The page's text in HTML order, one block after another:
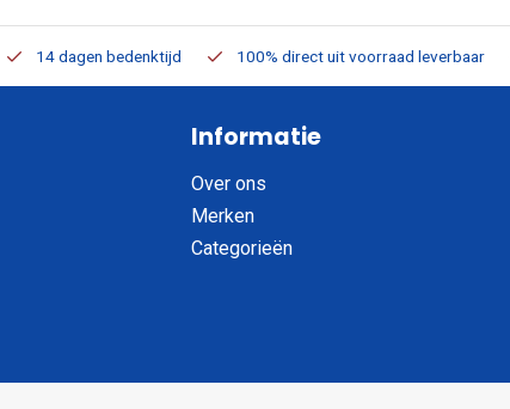
14 dagen bedenktijd 100% direct uit voorraad leverbaar
Informatie
Over ons
Merken
Categorieën